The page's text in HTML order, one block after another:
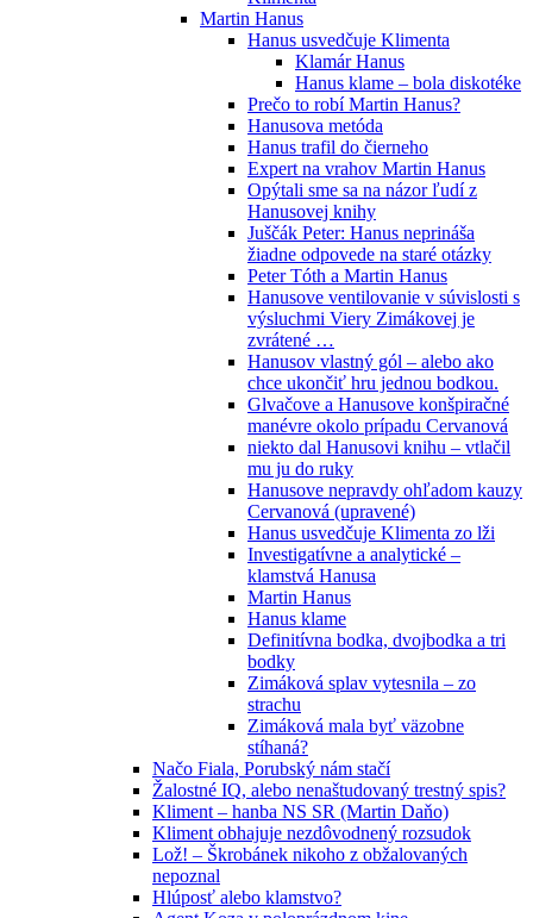
Martin Hanus
Hanus usvedčuje Klimenta
Klamár Hanus
Hanus klame – bola diskotéke
Prečo to robí Martin Hanus?
Hanusova metóda
Hanus trafil do čierneho
Expert na vrahov Martin Hanus
Opýtali sme sa na názor ľudí z
Hanusovej knihy
Juščák Peter: Hanus neprináša
žiadne odpovede na staré otázky
Peter Tóth a Martin Hanus
Hanusove ventilovanie v súvislosti s
výsluchmi Viery Zimákovej je
zvrátené …
Hanusov vlastný gól – alebo ako
chce ukončiť hru jednou bodkou.
Glvačove a Hanusove konšpiračné
manévre okolo prípadu Cervanová
niekto dal Hanusovi knihu – vtlačil
mu ju do ruky
Hanusove nepravdy ohľadom kauzy
Cervanová (upravené)
Hanus usvedčuje Klimenta zo lži
Investigatívne a analytické –
klamstvá Hanusa
Martin Hanus
Hanus klame
Definitívna bodka, dvojbodka a tri
bodky
Zimáková splav vytesnila – zo
strachu
Zimáková mala byť väzobne
stíhaná?
Načo Fiala, Porubský nám stačí
Žalostné IQ, alebo nenaštudovaný trestný spis?
Kliment – hanba NS SR (Martin Daňo)
Kliment obhajuje nezdôvodnený rozsudok
Lož! – Škrobánek nikoho z obžalovaných
nepoznal
Hlúposť alebo klamstvo?